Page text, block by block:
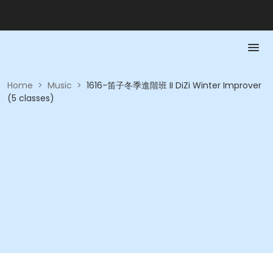
Home > Music > 1616-笛子冬季進階班 II DiZi Winter Improver
(5 classes)